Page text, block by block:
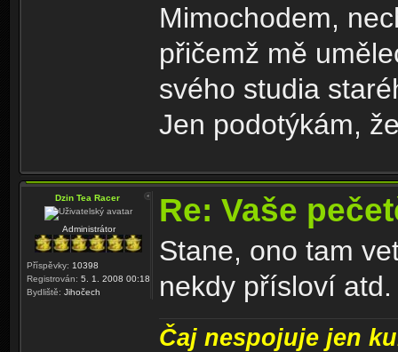
Mimochodem,
přičemž mě
svého studia
Jen podotýkám,
Dzin Tea Racer
Administrátor
Příspěvky: 10398
Registrován: 5. 1. 2008 00:18
Bydliště: Jihočech
Re: Vaše
Stane, ono tam
nekdy přísloví atd.
Čaj nespojuje jen